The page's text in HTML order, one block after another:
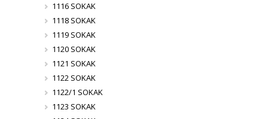
1116 SOKAK
1118 SOKAK
1119 SOKAK
1120 SOKAK
1121 SOKAK
1122 SOKAK
1122/1 SOKAK
1123 SOKAK